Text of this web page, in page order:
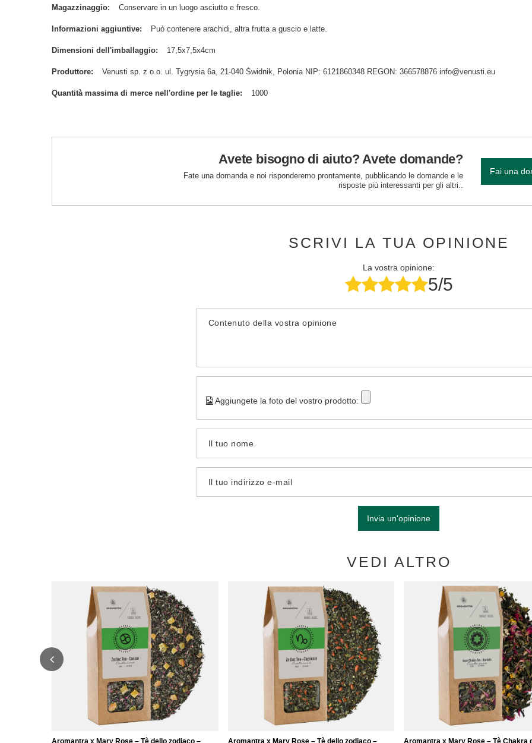
Magazzinaggio Conservare in un luogo asciutto e fresco.
Informazioni aggiuntive Può contenere arachidi, altra frutta a guscio e latte.
Dimensioni dell'imballaggio 17,5x7,5x4cm
Produttore Venusti sp. z o.o. ul. Tygrysia 6a, 21-040 Świdnik, Polonia NIP: 6121860348 REGON: 366578876 info@venusti.eu
Quantità massima di merce nell'ordine per le taglie 1000
Avete bisogno di aiuto? Avete domande?
Fate una domanda e noi risponderemo prontamente, pubblicando le domande e le
risposte più interessanti per gli altri..
Fai una
SCRIVI LA TUA OPINIONE
La vostra opinione:
5/5
Contenuto della vostra opinione
Aggiungete la foto del vostro prodotto:
Il tuo nome
Il tuo indirizzo e-mail
Invia un'opinione
VEDI ALTRO
Aromantra x Mary Rose – Tè dello zodiaco – Aromantra x Mary Rose – Tè dello zodiaco – Aromantra x Mary Rose – Tè Chakra